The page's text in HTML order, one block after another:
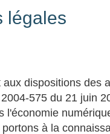
légales
aux dispositions des
575 du 21 juin
l'économie
à la